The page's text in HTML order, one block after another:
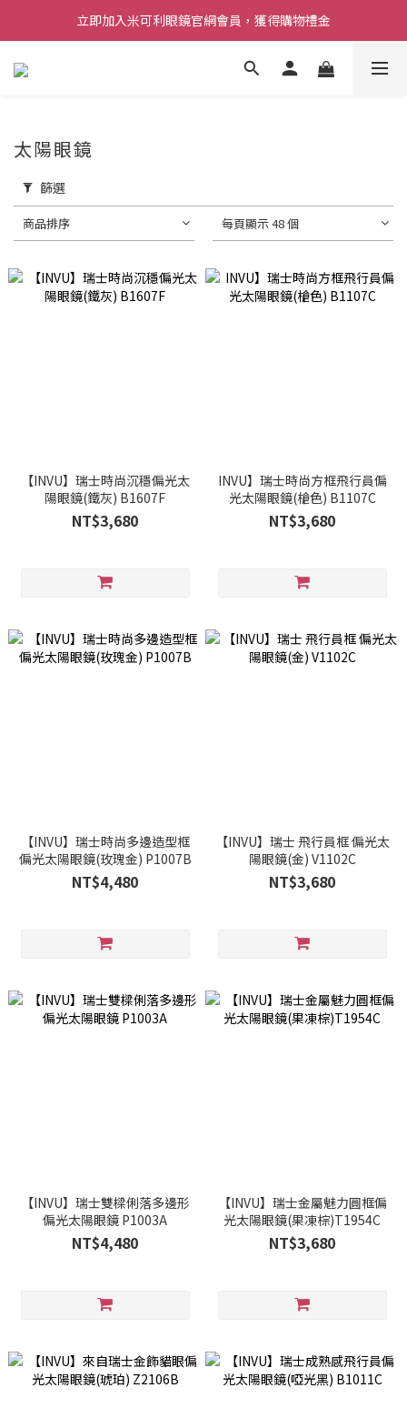
立即加入米可利眼鏡官網會員，獲得購物禮金
太陽眼鏡
篩選
商品排序 每頁顯示 48 個
【INVU】瑞士時尚沉穩偏光太
陽眼鏡(鐵灰) B1607F
NT$3,680
INVU】瑞士時尚方框飛行員偏
光太陽眼鏡(槍色) B1107C
NT$3,680
【INVU】瑞士時尚多邊造型框
偏光太陽眼鏡(玫瑰金) P1007B
NT$4,480
【INVU】瑞士 飛行員框 偏光太
陽眼鏡(金) V1102C
NT$3,680
【INVU】瑞士雙樑俐落多邊形
偏光太陽眼鏡 P1003A
NT$4,480
【INVU】瑞士金屬魅力圓框偏
光太陽眼鏡(果凍棕)T1954C
NT$3,680